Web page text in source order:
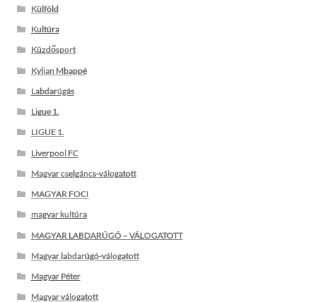
Külföld
Kultúra
Küzdősport
Kylian Mbappé
Labdarúgás
Ligue 1.
LIGUE 1.
Liverpool FC
Magyar cselgáncs-válogatott
MAGYAR FOCI
magyar kultúra
MAGYAR LABDARÚGÓ – VÁLOGATOTT
Magyar labdarúgó-válogatott
Magyar Péter
Magyar válogatott